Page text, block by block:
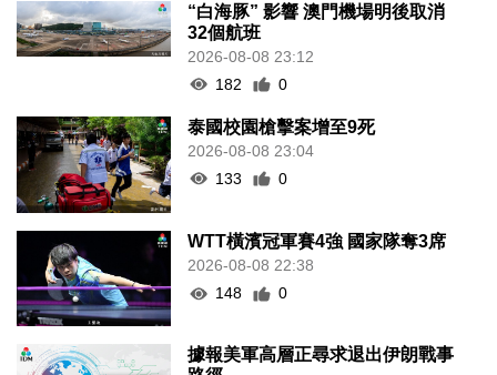
“白海豚” 影響 澳門機場明後取消
32個航班
2026-08-08 23:12
182
0
泰國校園槍擊案增至9死
2026-08-08 23:04
133
0
WTT橫濱冠軍賽4強 國家隊奪3席
2026-08-08 22:38
148
0
據報美軍高層正尋求退出伊朗戰事